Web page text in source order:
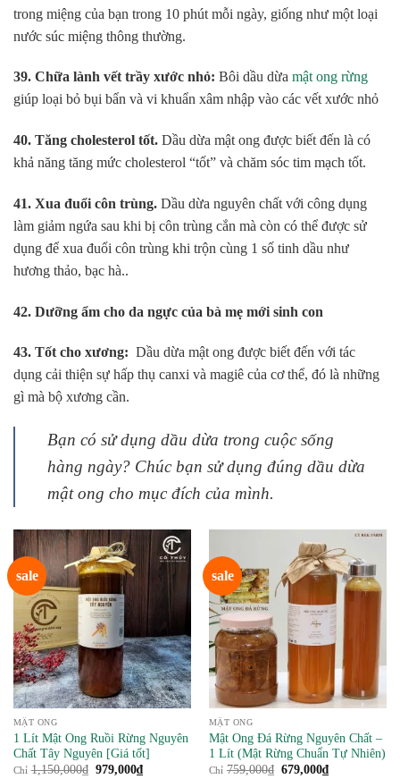
trong miệng của bạn trong 10 phút mỗi ngày, giống như một loại
nước súc miệng thông thường.
39. Chữa lành vết trầy xước nhỏ: Bôi dầu dừa mật ong rừng
giúp loại bỏ bụi bẩn và vi khuẩn xâm nhập vào các vết xước nhỏ
40. Tăng cholesterol tốt. Dầu dừa mật ong được biết đến là có
khả năng tăng mức cholesterol “tốt” và chăm sóc tim mạch tốt.
41. Xua đuổi côn trùng. Dầu dừa nguyên chất với công dụng
làm giảm ngứa sau khi bị côn trùng cắn mà còn có thể được sử
dụng để xua đuổi côn trùng khi trộn cùng 1 số tinh dầu như
hương thảo, bạc hà..
42. Dưỡng ẩm cho da ngực của bà mẹ mới sinh con
43. Tốt cho xương: Dầu dừa mật ong được biết đến với tác
dụng cải thiện sự hấp thụ canxi và magiê của cơ thể, đó là những
gì mà bộ xương cần.
Bạn có sử dụng dầu dừa trong cuộc sống
hàng ngày? Chúc bạn sử dụng đúng dầu dừa
mật ong cho mục đích của mình.
sale
MẬT ONG
1 Lít Mật Ong Ruồi Rừng Nguyên
Chất Tây Nguyên [Giá tốt]
Chỉ 1,150,000₫ Giá
979,000₫Giá
sale
MẬT ONG
Mật Ong Đá Rừng Nguyên Chất –
1 Lít (Mật Rừng Chuẩn Tự Nhiên)
Chỉ 759,000₫ Giá
679,000₫Giá